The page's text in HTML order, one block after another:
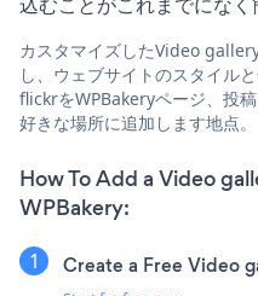
カスタマイズしたVideo
し、ウェブサイトのスタイル
flickrをWPBakeryページ、投
好きな場所に追加します地点。
How To Add a Video
WPBakery:
Create a Free Video